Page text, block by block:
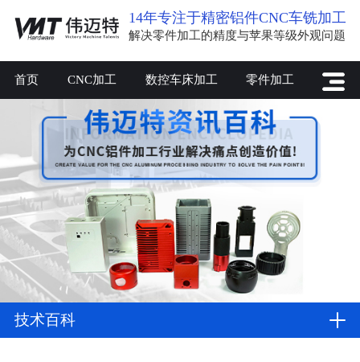
14年专注于精密铝件CNC车铣加工
解决零件加工的精度与苹果等级外观问题
首页 CNC加工 数控车床加工 零件加工
技术百科